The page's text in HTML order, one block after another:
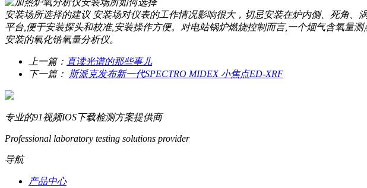
安装场所选择的建议 安装场对仪表的工作情况影响很大，切忌安装在炉内侧、死角
平台,便于安装探头和校准,安装操作方便。对电站锅炉燃烧控制而言,一个烟气含氧量
安装的氧化锆氧量分析仪。
上一篇： 直读光谱的那些事儿
下一篇： 斯派克发布新一代SPECTRO MIDEX 小焦点ED-XRF
专业的91视频IOS下载检测方案提供商
Professional laboratory testing solutions provider
导航
产品中心